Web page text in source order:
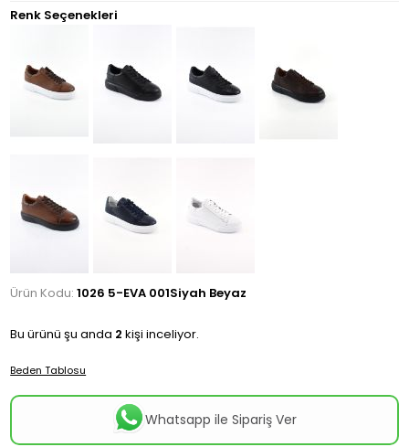
Renk Seçenekleri
Ürün Kodu: 1026 5-EVA 001Siyah Beyaz
Bu ürünü şu anda 2 kişi inceliyor.
Beden Tablosu
Whatsapp ile Sipariş Ver